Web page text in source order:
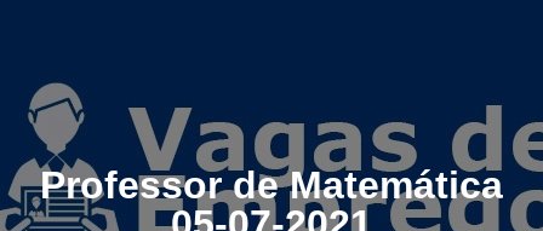
Professor de Matemática